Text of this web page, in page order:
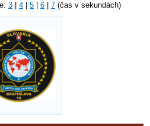
3 4 5 6 7 (čas v sekundách)